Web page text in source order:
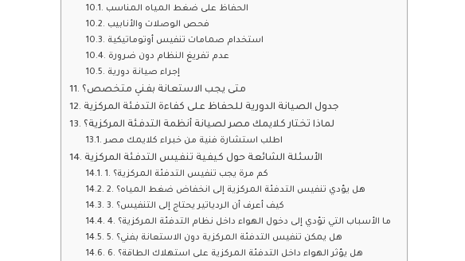
الحفاظ على ضغط المياه المناسب
فحص الوصلات والأنابيب
استخدام صمامات تنفيس أوتوماتيكية
عدم تفريغ النظام دون ضرورة
إجراء صيانة دورية
متى يجب الاستعانة بفني متخصص؟
جدول الصيانة الدورية للحفاظ على كفاءة التدفئة المركزية
لماذا تختار كلايمك مصر لصيانة أنظمة التدفئة المركزية؟
اطلب استشارة فنية من خبراء كلايمك مصر
الأسئلة الشائعة حول كيفية تنفيس التدفئة المركزية
1. كم مرة يجب تنفيس التدفئة المركزية؟
2. هل يؤدي تنفيس التدفئة المركزية إلى انخفاض ضغط المياه؟
3. كيف أعرف أن الردياتير يحتاج إلى التنفيس؟
4. ما الأسباب التي تؤدي إلى دخول الهواء داخل نظام التدفئة المركزية؟
5. هل يمكن تنفيس التدفئة المركزية دون الاستعانة بفني؟
6. هل يؤثر الهواء داخل التدفئة المركزية على استهلاك الطاقة؟